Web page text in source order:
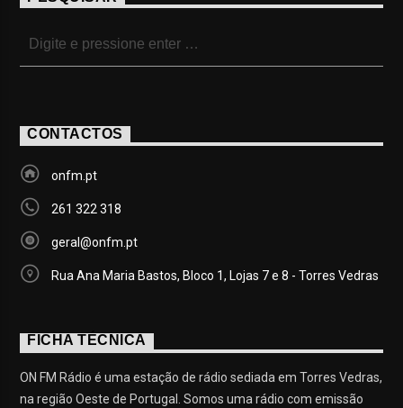
CONTACTOS
onfm.pt
261 322 318
geral@onfm.pt
Rua Ana Maria Bastos, Bloco 1, Lojas 7 e 8 - Torres Vedras
FICHA TÉCNICA
ON FM Rádio é uma estação de rádio sediada em Torres Vedras,
na região Oeste de Portugal. Somos uma rádio com emissão